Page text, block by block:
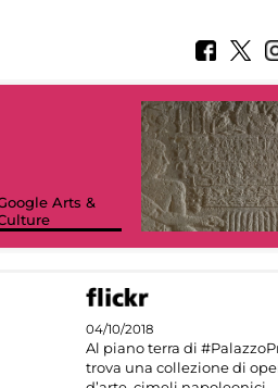
Arts &
04/10/2018
Al piano terra di
trova una collezione di